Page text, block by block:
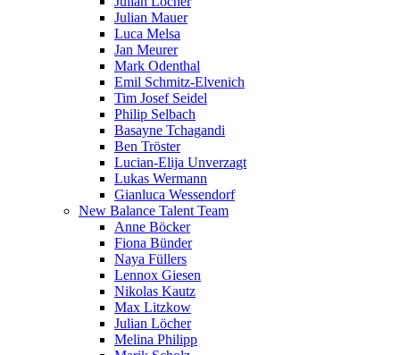
Julian Mauer
Luca Melsa
Jan Meurer
Mark Odenthal
Emil Schmitz-Elvenich
Tim Josef Seidel
Philip Selbach
Basayne Tchagandi
Ben Tröster
Lucian-Elija Unverzagt
Lukas Wermann
Gianluca Wessendorf
New Balance Talent Team
Anne Böcker
Fiona Bünder
Naya Füllers
Lennox Giesen
Nikolas Kautz
Max Litzkow
Julian Löcher
Melina Philipp